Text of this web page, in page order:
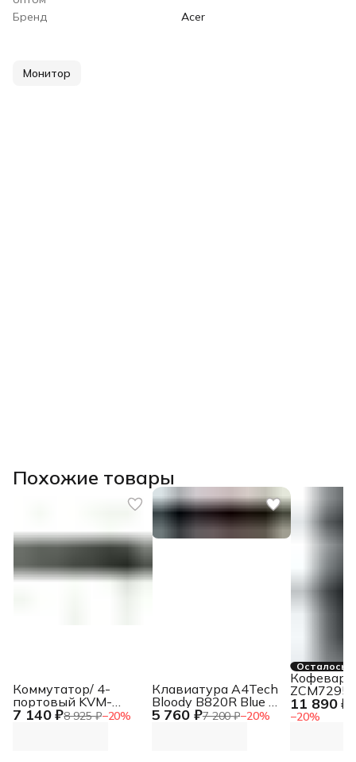
Бренд
Acer
Монитор
Похожие товары
7 140 ₽8 925 ₽−20%
Коммутатор/ 4-
портовый KVM-
переключатель с
5 760 ₽7 200 ₽−20%
Клавиатура A4Tech
Bloody B820R Blue S
механическая
Осталось
11 890 ₽
−20%
ZCM7295